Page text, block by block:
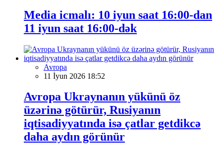
Media icmalı: 10 iyun saat 16:00-dan
11 iyun saat 16:00-dək
Avropa
11 İyun 2026 18:52
Avropa Ukraynanın yükünü öz
üzərinə götürür, Rusiyanın
iqtisadiyyatında isə çatlar getdikcə
daha aydın görünür